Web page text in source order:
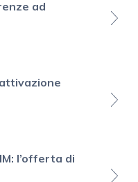
ad
l’offerta di